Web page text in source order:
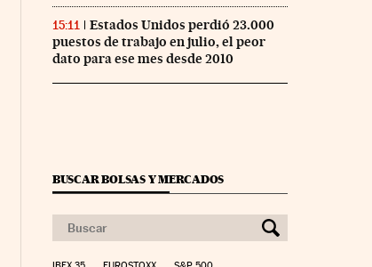
15:11
Estados Unidos perdió 23.000
puestos de trabajo en julio, el peor
dato para ese mes desde 2010
BUSCAR BOLSAS Y MERCADOS